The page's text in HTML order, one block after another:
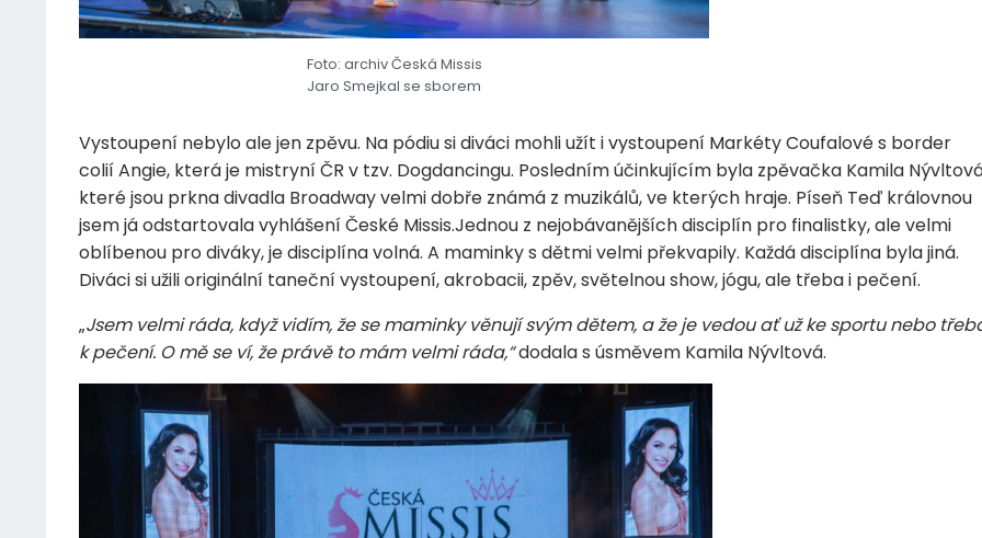
Foto: archiv Česká Missis
Jaro Smejkal se sborem
Vystoupení nebylo ale jen zpěvu. Na pódiu si diváci mohli užít i vystoupení Markéty Coufalové s border
colií Angie, která je mistryní ČR v tzv. Dogdancingu. Posledním účinkujícím byla zpěvačka Kamila
které jsou prkna divadla Broadway velmi dobře známá z muzikálů, ve kterých hraje. Píseň Teď královnou
jsem já odstartovala vyhlášení České Missis.Jednou z nejobávanějších disciplín pro finalistky, ale velmi
oblíbenou pro diváky, je disciplína volná. A maminky s dětmi velmi překvapily. Každá disciplína byla jiná.
Diváci si užili originální taneční vystoupení, akrobacii, zpěv, světelnou show, jógu, ale třeba i pečení.
„Jsem velmi ráda, když vidím, že se maminky věnují svým dětem, a že je vedou ať už ke sportu nebo
k pečení. O mě se ví, že právě to mám velmi ráda,“dodala s úsměvem Kamila Nývltová.